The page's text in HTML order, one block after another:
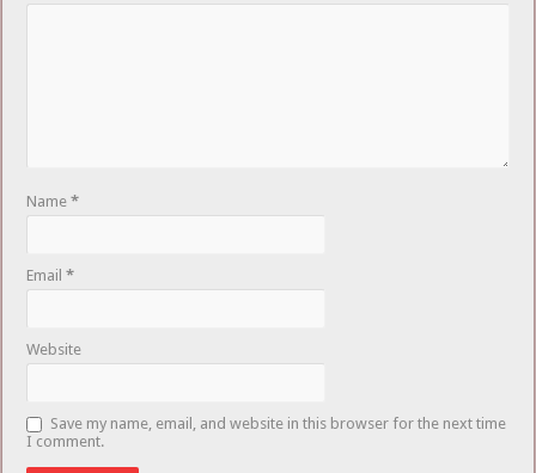
Name*
Email*
Website
Save my name, email, and website in this browser for the next time
I comment.